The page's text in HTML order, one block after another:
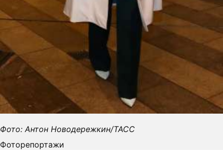
Фото: Антон Новодережкин/ТАСС
Фоторепортажи